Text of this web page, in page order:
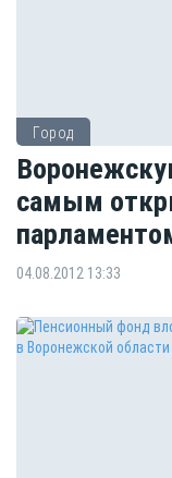
Город
самым
04.08.2012 13:33